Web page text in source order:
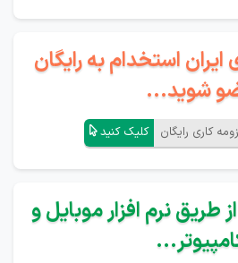
ایران استخدام به رایگان
شوید...
کاری رایگان کلیک کنید
طریق نرم افزار موبایل و